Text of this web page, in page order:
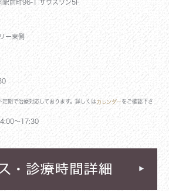
駅前町96-1 サウスワン5F
ー東側
期で治療対応しております。詳しくはカレンダーをご確認下さ
～17:30